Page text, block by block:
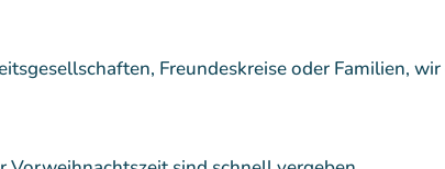
Freundeskreise oder Familien,